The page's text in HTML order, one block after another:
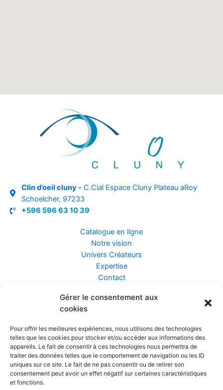
Gérer le consentement aux
cookies
Pour offrir les meilleures expériences, nous utilisons des technologies
telles que les cookies pour stocker et/ou accéder aux informations des
appareils. Le fait de consentir à ces technologies nous permettra de
traiter des données telles que le comportement de navigation ou les ID
uniques sur ce site. Le fait de ne pas consentir ou de retirer son
consentement peut avoir un effet négatif sur certaines caractéristiques
et fonctions.
Clin d’oeil cluny - C.Cial Espace Cluny Plateau aRoy
Schoelcher, 97233
+596 596 63 10 39
Catalogue en ligne
Notre vision
Univers Créateurs
Expertise
Contact
Assurance ZEN
Confidentialité et Données
Conditions Générales de Vente